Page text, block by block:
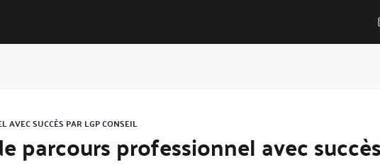
AVEC SUCCÈS PAR LGP CONSEIL
parcours professionnel avec succès